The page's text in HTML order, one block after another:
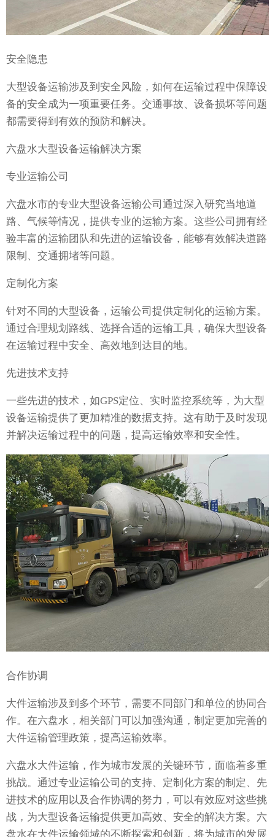
安全隐患
大型设备运输涉及到安全风险，如何在运输过程中保障设
备的安全成为一项重要任务。交通事故、设备损坏等问题
都需要得到有效的预防和解决。
六盘水大型设备运输解决方案
专业运输公司
六盘水市的专业大型设备运输公司通过深入研究当地道
路、气候等情况，提供专业的运输方案。这些公司拥有经
验丰富的运输团队和先进的运输设备，能够有效解决道路
限制、交通拥堵等问题。
定制化方案
针对不同的大型设备，运输公司提供定制化的运输方案。
通过合理规划路线、选择合适的运输工具，确保大型设备
在运输过程中安全、高效地到达目的地。
先进技术支持
一些先进的技术，如GPS定位、实时监控系统等，为大型
设备运输提供了更加精准的数据支持。这有助于及时发现
并解决运输过程中的问题，提高运输效率和安全性。
合作协调
大件运输涉及到多个环节，需要不同部门和单位的协同合
作。在六盘水，相关部门可以加强沟通，制定更加完善的
大件运输管理政策，提高运输效率。
六盘水大件运输，作为城市发展的关键环节，面临着多重
挑战。通过专业运输公司的支持、定制化方案的制定、先
进技术的应用以及合作协调的努力，可以有效应对这些挑
战，为大型设备运输提供更加高效、安全的解决方案。六
盘水在大件运输领域的不断探索和创新，将为城市的发展